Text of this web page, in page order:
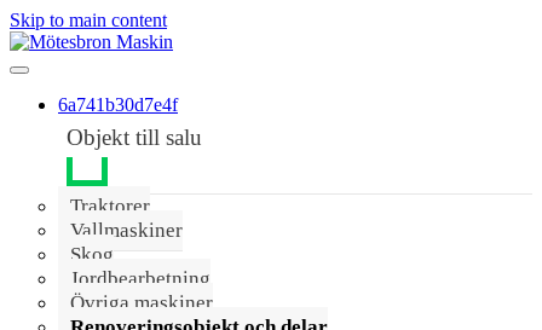
Skip to main content
6a741b30d7e4f
Objekt till salu
Traktorer
Vallmaskiner
Skog
Jordbearbetning
Övriga maskiner